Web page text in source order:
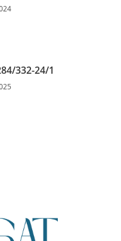
332-24/1